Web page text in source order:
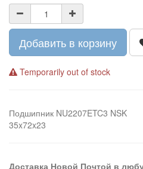
Добавить в корзину
Temporarily out of stock
Подшипник NU2207ETC3 NSK
35x72x23
Доставка Новой Почтой в